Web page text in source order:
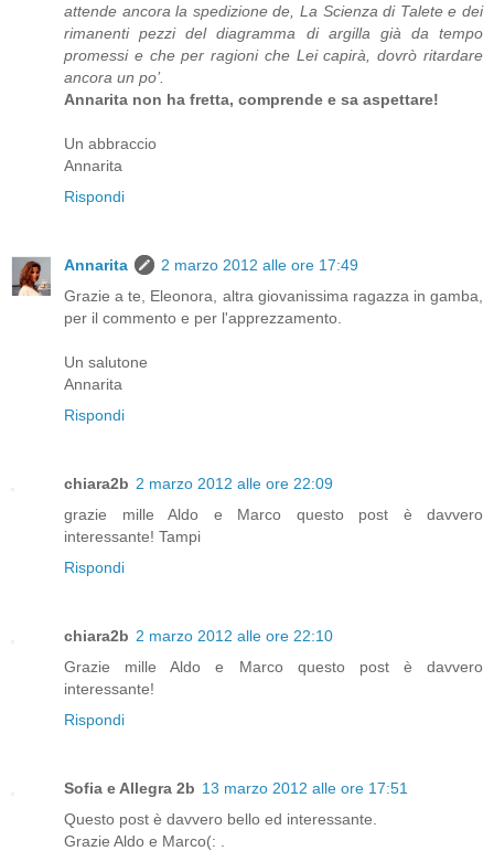
attende ancora la spedizione de, La Scienza di Talete e dei
rimanenti pezzi del diagramma di argilla già da tempo
promessi e che per ragioni che Lei capirà, dovrò ritardare
ancora un po’.
Annarita non ha fretta, comprende e sa aspettare!
Un abbraccio
Annarita
Rispondi
Annarita
2 marzo 2012 alle ore 17:49
Grazie a te, Eleonora, altra giovanissima ragazza in gamba,
per il commento e per l'apprezzamento.
Un salutone
Annarita
Rispondi
chiara2b 2 marzo 2012 alle ore 22:09
grazie mille Aldo e Marco questo post è davvero
interessante! Tampi
Rispondi
chiara2b 2 marzo 2012 alle ore 22:10
Grazie mille Aldo e Marco questo post è davvero
interessante!
Rispondi
Sofia e Allegra 2b 13 marzo 2012 alle ore 17:51
Questo post è davvero bello ed interessante.
Grazie Aldo e Marco(: .